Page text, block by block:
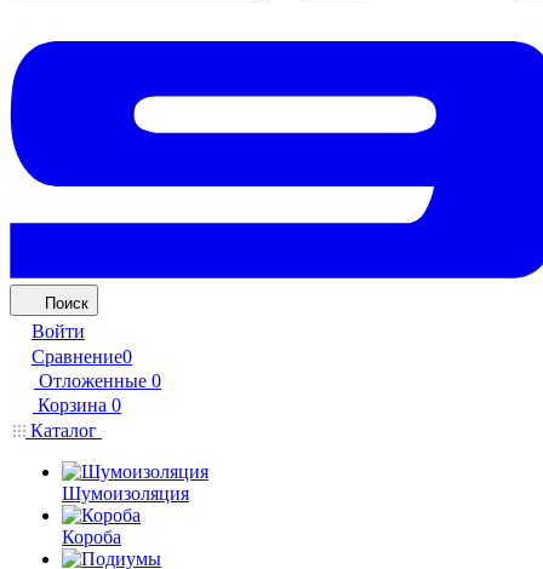
Поиск
Войти
Сравнение0
Отложенные 0
Корзина 0
Каталог
Шумоизоляция
Короба